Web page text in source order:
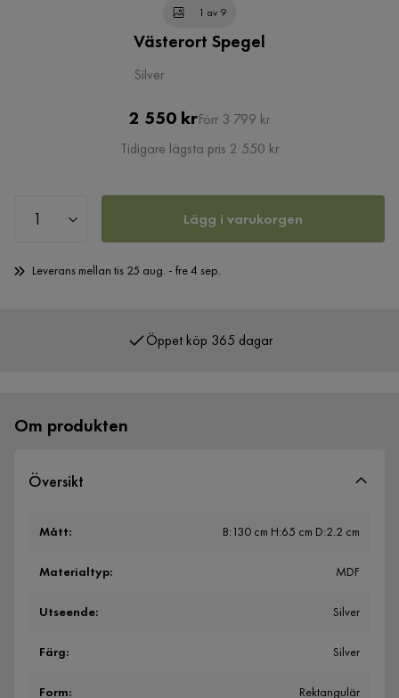
1 av 9
Västerort Spegel
Silver
Pris
2 550 krOriginal
Pris
Förr 3 799 kr
Tidigare lägsta pris 2 550 kr
Lägg i varukorgen
Leverans mellan tis 25 aug. - fre 4 sep.
Över 400 000 nöjda kunder
Om produkten
Översikt
Mått: B:130 cm H:65 cm D:2.2 cm
Materialtyp: MDF
Utseende: Silver
Färg: Silver
Form: Rektangulär